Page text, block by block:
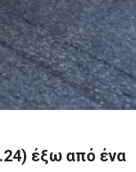
έξω από ένα